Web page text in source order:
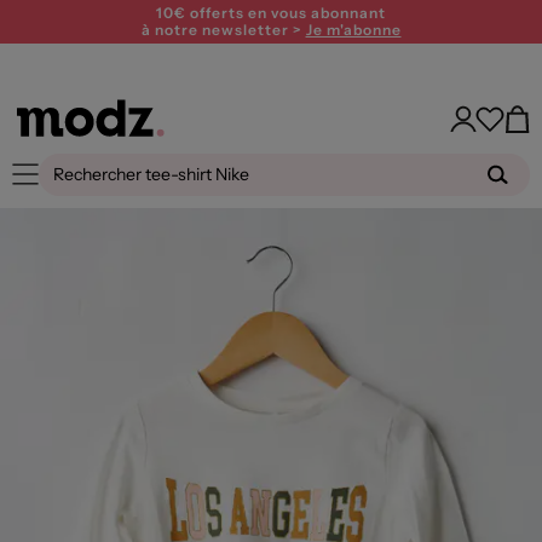
10€ offerts en vous abonnant
à notre newsletter > Je m'abonne